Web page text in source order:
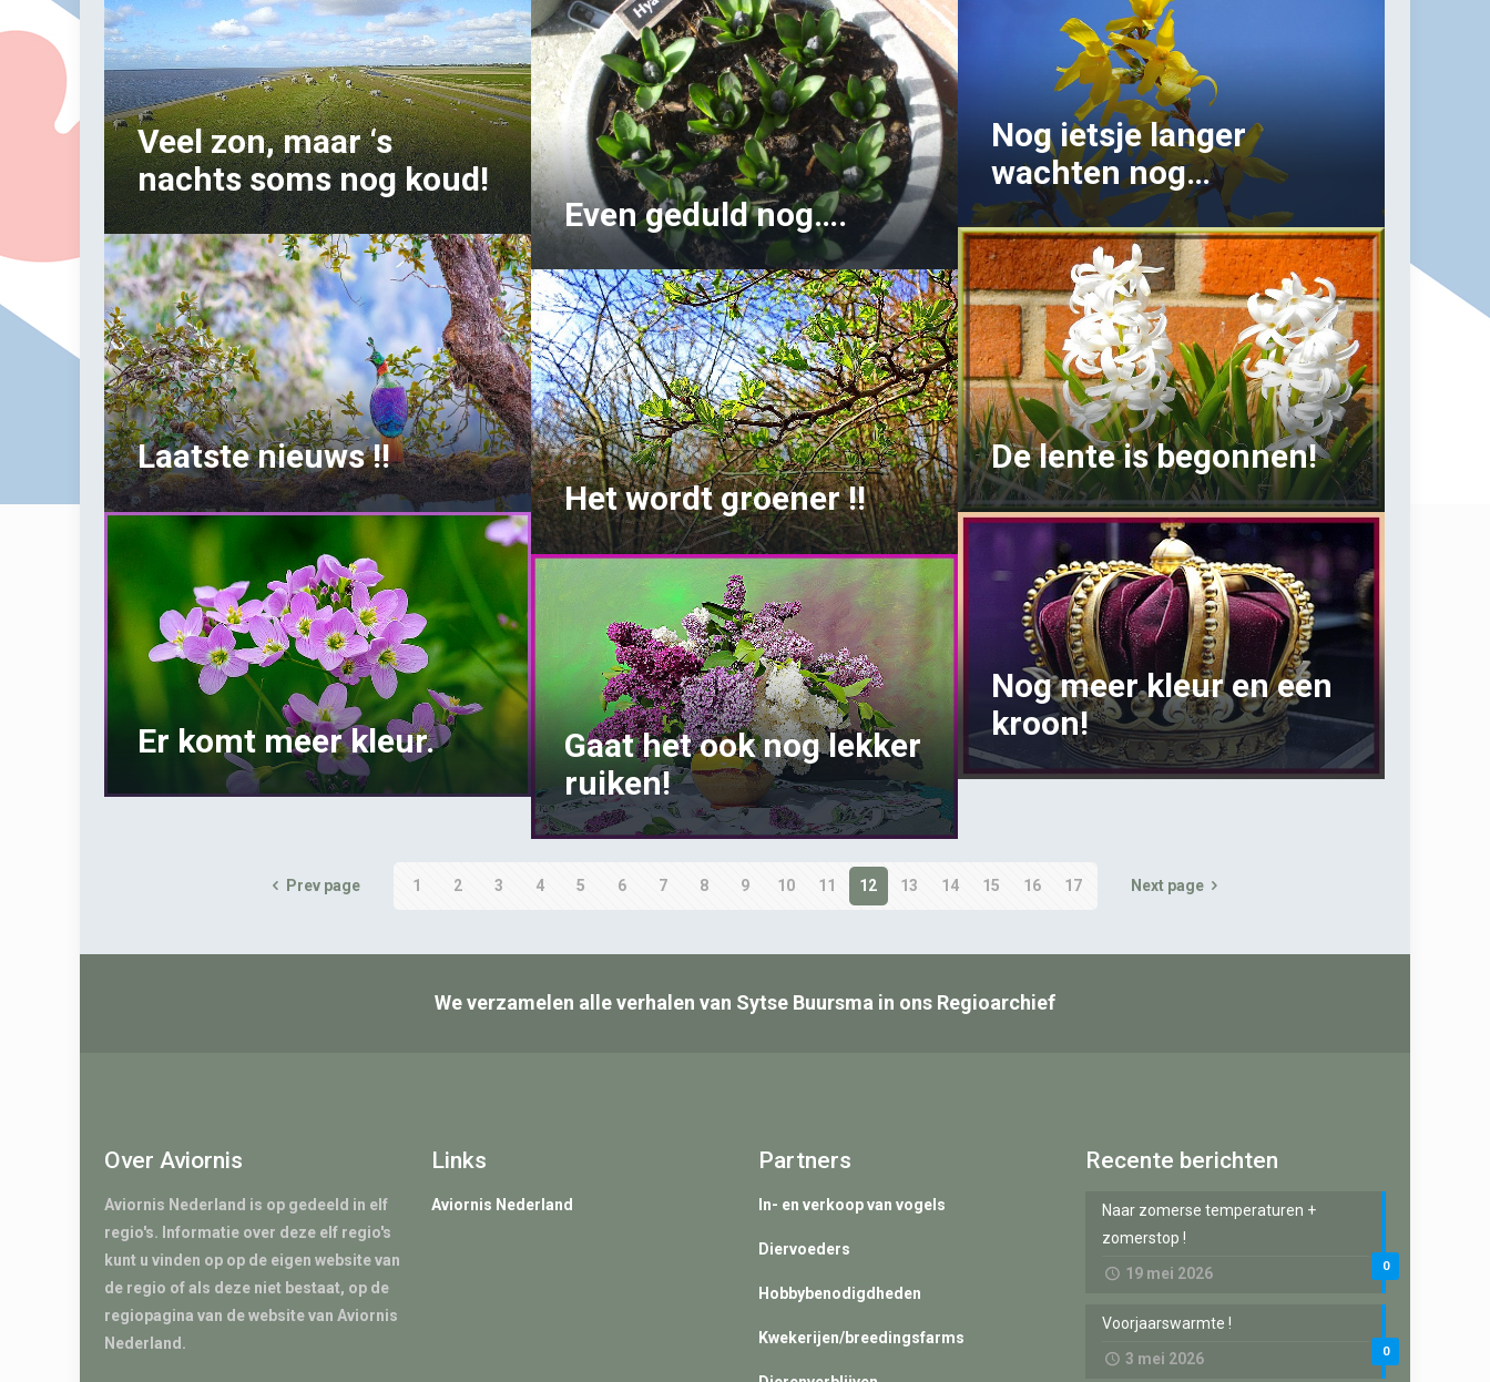
Veel zon, maar ‘s
nachts soms nog koud!
Even geduld nog….
Nog ietsje langer
wachten nog…
De lente is begonnen!
Laatste nieuws !!
Het wordt groener !!
Er komt meer kleur.
Nog meer kleur en een
kroon!
Gaat het ook nog lekker
ruiken!
Prev page 1 2 3 4 5 6 7 8 9 10 11 12 13 14 15 16 17 Next page
We verzamelen alle verhalen van Sytse Buursma in ons Regioarchief
Over Aviornis
Aviornis Nederland is op gedeeld in elf
regio's. Informatie over deze elf regio's
kunt u vinden op op de eigen website van
de regio of als deze niet bestaat, op de
regiopagina van de website van Aviornis
Nederland.
Links
Aviornis Nederland
Partners
In- en verkoop van vogels
Diervoeders
Hobbybenodigdheden
Kwekerijen/breedingsfarms
Recente berichten
0
Naar zomerse temperaturen +
zomerstop !
19 mei 2026
0
Voorjaarswarmte !
3 mei 2026